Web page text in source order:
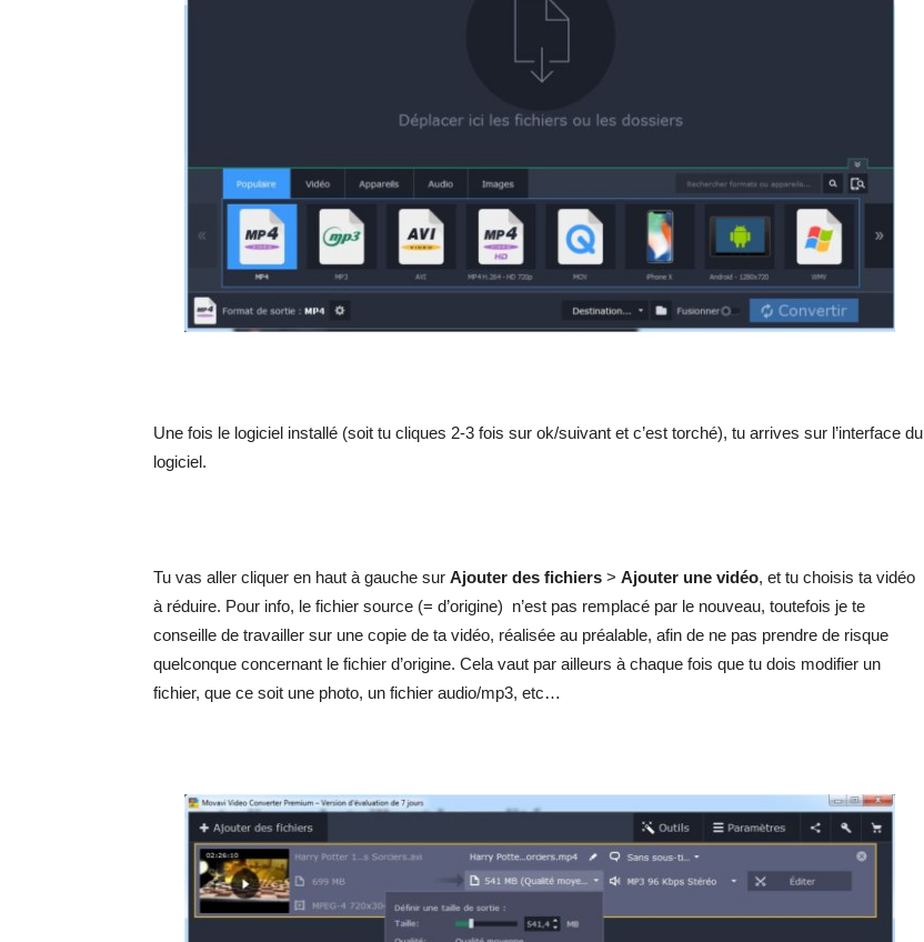
Une fois le logiciel installé (soit tu cliques 2-3 fois sur ok/suivant et c’est torché), tu arrives sur l’interface du
logiciel.
Tu vas aller cliquer en haut à gauche sur Ajouter des fichiers > Ajouter une vidéo, et tu choisis ta vidéo
à réduire. Pour info, le fichier source (= d’origine) n’est pas remplacé par le nouveau, toutefois je te
conseille de travailler sur une copie de ta vidéo, réalisée au préalable, afin de ne pas prendre de risque
quelconque concernant le fichier d’origine. Cela vaut par ailleurs à chaque fois que tu dois modifier un
fichier, que ce soit une photo, un fichier audio/mp3, etc…